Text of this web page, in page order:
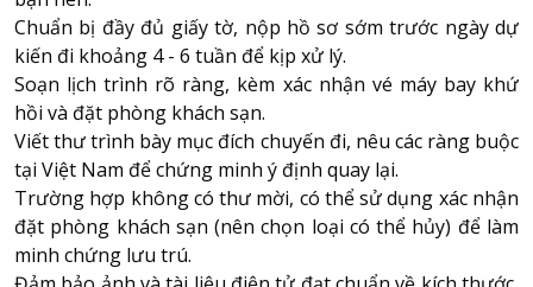
Chuẩn bị đầy đủ giấy tờ, nộp hồ sơ sớm trước ngày dự
kiến đi khoảng 4 - 6 tuần để kịp xử lý.
Soạn lịch trình rõ ràng, kèm xác nhận vé máy bay khứ
hồi và đặt phòng khách sạn.
Viết thư trình bày mục đích chuyến đi, nêu các ràng buộc
tại Việt Nam để chứng minh ý định quay lại.
Trường hợp không có thư mời, có thể sử dụng xác nhận
đặt phòng khách sạn (nên chọn loại có thể hủy) để làm
minh chứng lưu trú.